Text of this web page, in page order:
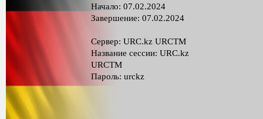
Начало: 07.02.2024
Завершение: 07.02.2024
Сервер: URC.kz URCTM
Название сессии: URC.kz
URCTM
Пароль: urckz